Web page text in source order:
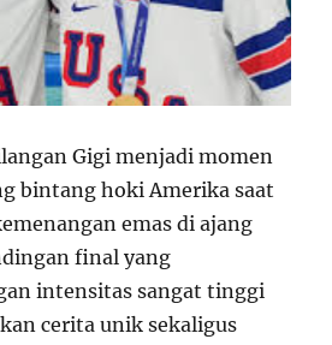
Gigi menjadi momen
bintang hoki Amerika saat
emas di ajang
final yang
intensitas sangat tinggi
cerita unik sekaligus